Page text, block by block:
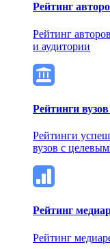
Рейтинг
Рейтинг
и аудитории
Рейтинги
Рейтинги
вузов с
Рейтинг
Рейтинг